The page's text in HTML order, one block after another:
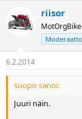
riisor
6.2.2014
suopo sanoi:
Juuri näin.